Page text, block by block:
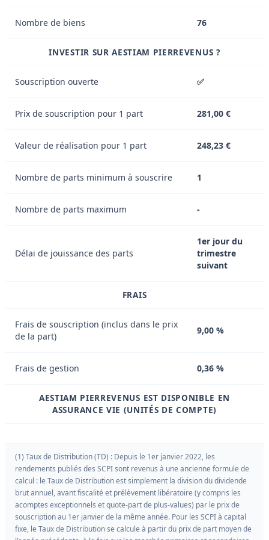
Nombre de biens 76
INVESTIR SUR AESTIAM PIERREVENUS ?
Souscription ouverte ✅
Prix de souscription pour 1 part 281,00 €
Valeur de réalisation pour 1 part 248,23 €
Nombre de parts minimum à souscrire 1
Nombre de parts maximum -
Délai de jouissance des parts
1er jour du
trimestre
suivant
FRAIS
Frais de souscription (inclus dans le prix
de la part)
9,00 %
Frais de gestion 0,36 %
AESTIAM PIERREVENUS EST DISPONIBLE EN
ASSURANCE VIE (UNITÉS DE COMPTE)
(1) Taux de Distribution (TD) : Depuis le 1er janvier 2022, les
rendements publiés des SCPI sont revenus à une ancienne formule de
calcul : le Taux de Distribution est simplement la division du dividende
brut annuel, avant fiscalité et prélèvement libératoire (y compris les
acomptes exceptionnels et quote-part de plus-values) par le prix de
souscription au 1er janvier de la même année. Pour les SCPI à capital
fixe, le Taux de Distribution se calcule à partir du prix de part moyen de